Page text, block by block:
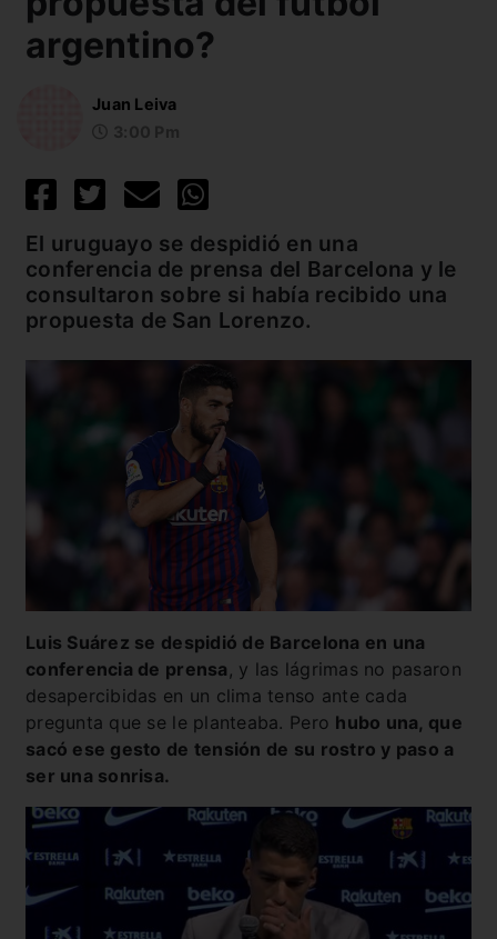
argentino?
Juan Leiva
El uruguayo se despidió en una
conferencia de prensa del Barcelona y le
consultaron sobre si había recibido una
propuesta de San Lorenzo.
Luis Suárez se despidió de Barcelona en una
conferencia de prensa , y las lágrimas no pasaron
desapercibidas en un clima tenso ante cada
pregunta que se le planteaba. Pero hubo una, que
sacó ese gesto de tensión de su rostro y paso a
ser una sonrisa.